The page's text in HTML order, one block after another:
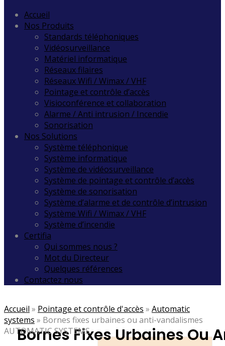
Accueil
Nos Produits
Standards téléphoniques
Vidéosurveillance
Matériel informatique
Réseaux filaires
Réseaux Wifi / Wimax / VHF
Pointage et contrôle d’accès
Visioconférence et collaboration
Alarme / Anti intrusion / Incendie
Sonorisation
Nos Solutions
Système téléphonique
Système informatique
Système de vidéosurveillance
Système de pointage et contrôle d’accès
Système de sonorisation
Système d’alarme et de contrôle d’intrusion
Système Wifi / Wimax / VHF
Système d’incendie
Certifia
Qui sommes nous ?
Mot du Directeur
Quelques références
Contactez nous
Accueil » Pointage et contrôle d'accès » Automatic
systems » Bornes fixes urbaines ou anti-vandalismes
AUTOMATIC SYSTEMS
Bornes Fixes Urbaines Ou